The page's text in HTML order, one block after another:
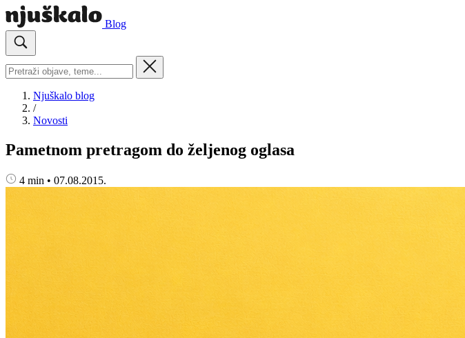
Blog
Njuškalo blog
/
Novosti
Pametnom pretragom do željenog oglasa
4 min • 07.08.2015.